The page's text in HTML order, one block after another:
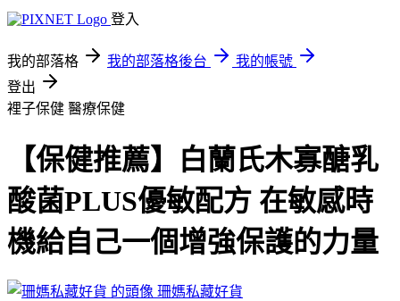
登入
我的部落格 我的部落格後台
我的帳號
登出
裡子保健 醫療保健
【保健推薦】白蘭氏木寡醣乳
酸菌PLUS優敏配方 在敏感時
機給自己一個增強保護的力量
珊媽私藏好貨